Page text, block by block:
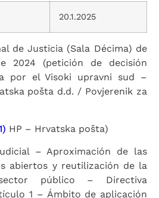
20.1.2025
de Justicia (Sala Décima) de
2024 (petición de decisión
por el Visoki upravni sud –
pošta d.d. / Povjerenik za
HP – Hrvatska pošta)
– Aproximación de las
abiertos y reutilización de la
público – Directiva
1 – Ámbito de aplicación